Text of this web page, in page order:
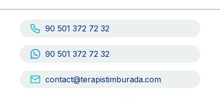
90 501 372 72 32
90 501 372 72 32
contact@terapistimburada.com